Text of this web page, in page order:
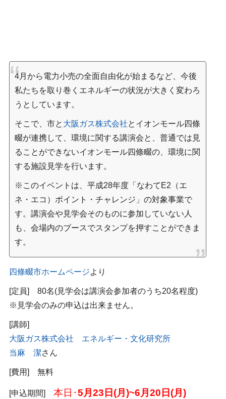
4月から電力小売の全面自由化が始まるなど、今後
私たちを取り巻くエネルギーの状況が大きく変わろ
うとしています。
そこで、市と 大阪ガス株式会社とイオンモール四條
畷が連携して、環境に関する講演会と、普通では見
ることができないイオンモール四條畷の、環境に関
する施設見学を行います。
※このイベントは、平成28年度「なわてE2（エ
ネ・エコ）ポイント・チャレンジ」の対象事業で
す。講演会や見学会そのものに参加していない人
も、会場内のブースでスタンプを押すことができま
す。
四條畷市ホームページより
[定員] 80名(見学会は講演会参加者のうち20名程度)
※見学会のみの申込は出来ません。
[講師]
大阪ガス株式会社 エネルギー・文化研究所
当麻 潔さん
[費用] 無料
[申込期間] 本日･5月23日(月)~6月20日(月)